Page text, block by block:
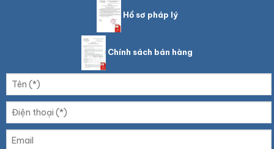
Hồ sơ pháp lý
Chính sách bán hàng